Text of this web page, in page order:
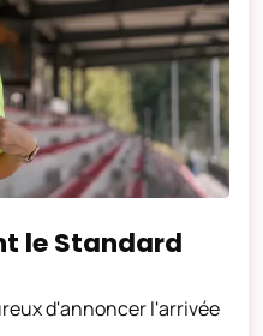
le Standard
d'annoncer l'arrivée